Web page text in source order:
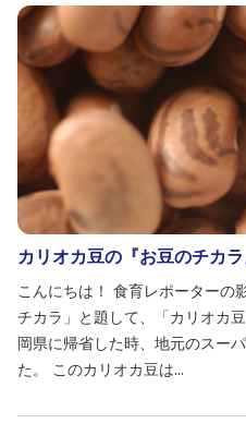
カリオカ豆の『お豆のチカラ
こんにちは！ 食育レポーターの
チカラ」と題して、「カリオカ
岡県に帰省した時、地元のスー
た。 このカリオカ豆は...